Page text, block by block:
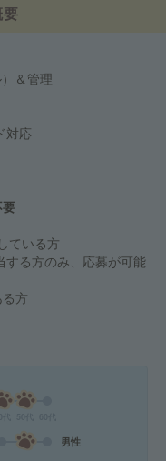
＆管理
対応
ている方
する方のみ、応募が可能
方
男性